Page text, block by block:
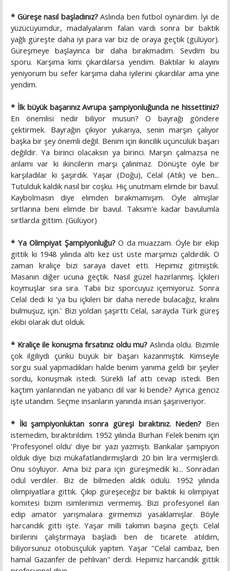
* Güreşe nasıl başladınız?Aslında ben futbol oynardım. İyi de
yüzücüyümdür, madalyalarım falan vardı sonra bir baktık
yağlı güreşte daha iyi para var biz de oraya geçtik (gülüyor).
Güreşmeye başlayınca bir daha bırakmadım. Sevdim bu
sporu. Karşıma kimi çıkardılarsa yendim. Baktılar ki alayını
yeniyorum bu sefer karşıma daha iyilerini çıkardılar ama yine
yendim.
* İlk büyük başarınız Avrupa şampiyonluğunda ne hissettiniz?
En önemlisi nedir biliyor musun? O bayrağı göndere
çektirmek. Bayrağın çıkıyor yukarıya, senin marşın çalıyor
başka bir şey önemli değil. Benim için ikincilik üçüncülük başarı
değildir. Ya birinci olacaksın ya birinci. Marşın çalmazsa ne
anlamı var ki ikincilerin marşı çalınmaz. Dönüşte öyle bir
karşıladılar ki şaşırdık. Yaşar (Doğu), Celal (Atik) ve ben...
Tutulduk kaldık nasıl bir coşku. Hiç unutmam elimde bir bavul.
Kaybolmasın diye elimden bırakmamışım. Öyle almışlar
sırtlarına beni elimde bir bavul. Taksim'e kadar bavulumla
sırtlarda gittim. (Gülüyor)
* Ya Olimpiyat Şampiyonluğu?O da muazzam. Öyle bir ekip
gittik ki 1948 yılında altı kez üst üste marşımızı çaldırdık. O
zaman kraliçe bizi saraya davet etti. Hepimiz gitmiştik.
Masanın diğer ucuna geçtik. Nasıl güzel hazırlanmış. İçkileri
koymuşlar sıra sıra. Tabii biz sporcuyuz içemiyoruz. Sonra
Celal dedi ki 'ya bu içkileri bir daha nerede bulacağız, kralını
bulmuşuz, için.' Bizi yoldan şaşırttı Celal, sarayda Türk güreş
ekibi olarak dut olduk.
* Kraliçe ile konuşma fırsatınız oldu mu? Aslında oldu. Bizimle
çok ilgiliydi çünkü büyük bir başarı kazanmıştık. Kimseyle
sorgu sual yapmadıkları halde benim yanıma geldi bir şeyler
sordu, konuşmak istedi. Sürekli laf attı cevap istedi. Ben
kaçtım yanlarından ne yabancı dil var ki bende? Ayrıca genciz
işte utandım. Seçme insanların yanında insan şaşırıveriyor.
* İki şampiyonluktan sonra güreşi bıraktınız. Neden? Ben
istemedim, bıraktırıldım. 1952 yılında Burhan Felek benim için
'Profesyonel oldu' diye bir yazı yazmıştı. Bankalar şampiyon
olduk diye bizi mükafatlandırmışlardı 20 bin lira vermişlerdi.
Onu söylüyor. Ama biz para için güreşmedik ki... Sonradan
ödül verdiler. Biz de bilmeden aldık ödülü. 1952 yılında
olimpiyatlara gittik. Çıkıp güreşeceğiz bir baktık ki olimpiyat
komitesi bizim isimlerimizi vermemiş. Bizi profesyonel ilan
edip amatör yarışmalara girmemizi yasaklamışlar. Böyle
harcandık gitti işte. Yaşar milli takımın başına geçti. Celal
birilerini çalıştırmaya başladı ben de ticarete atıldım,
biliyorsunuz otobüsçülük yaptım. Yaşar "Celal cambaz, ben
hamal Gazanfer de pehlivan" derdi. Hepimiz harcandık gittik